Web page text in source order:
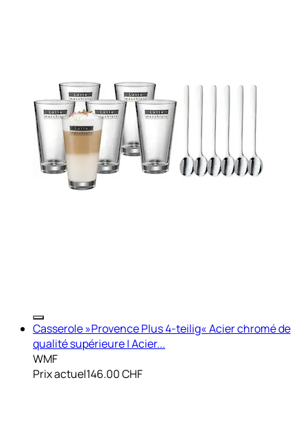
Casserole »Provence Plus 4-teilig« Acier chromé de
qualité supérieure | Acier...
WMF
Prix actuel146.00 CHF